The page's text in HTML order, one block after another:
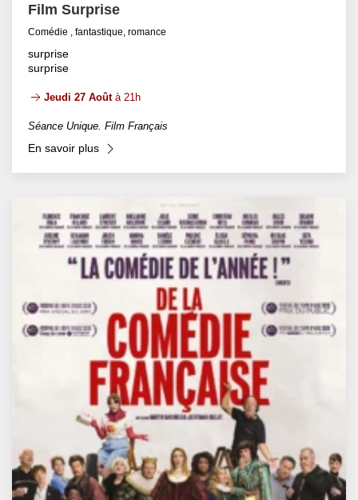
Film Surprise
Comédie , fantastique, romance
surprise
surprise
Jeudi 27 Aoûtà 21h
Séance Unique. Film Français
En savoir plus